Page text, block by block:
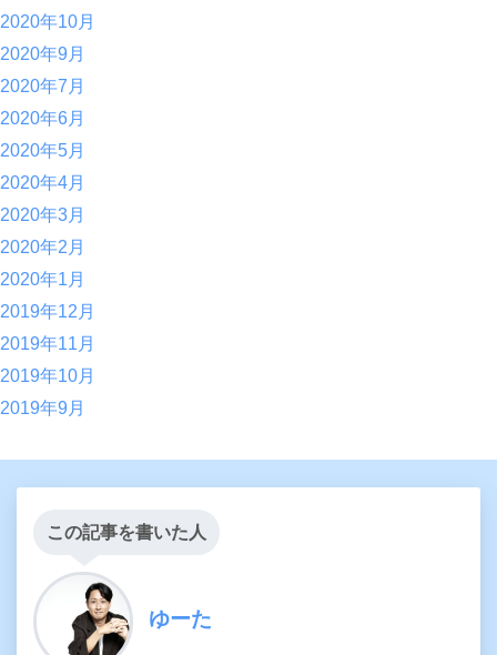
2020年10月
2020年9月
2020年7月
2020年6月
2020年5月
2020年4月
2020年3月
2020年2月
2020年1月
2019年12月
2019年11月
2019年10月
2019年9月
この記事を書いた人
ゆーた